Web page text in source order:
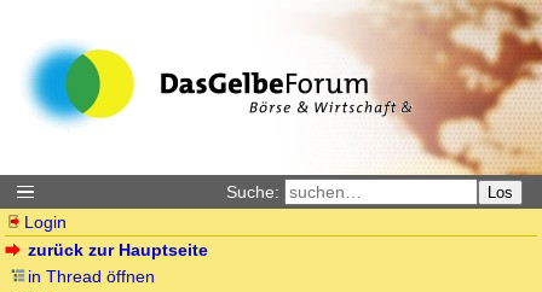
Suche: Los
Login
zurück zur Hauptseite
in Thread öffnen